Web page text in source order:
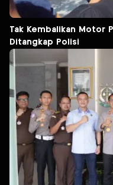
Tak Kembalikan Motor
Ditangkap Polisi